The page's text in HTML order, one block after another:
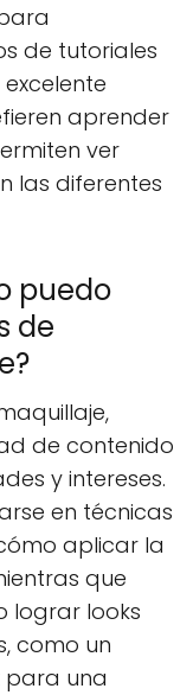
de tutoriales
aprender
ver
las diferentes
puedo
de
de contenido
y intereses.
en técnicas
aplicar la
que
lograr looks
como un
para una